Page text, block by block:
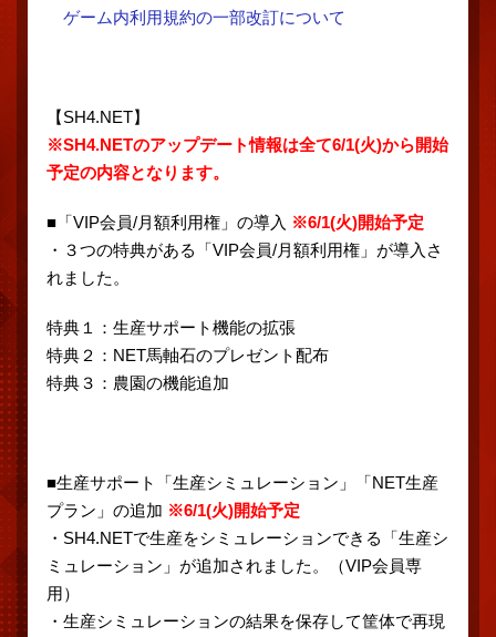
ゲーム内利用規約の一部改訂について
【SH4.NET】
※SH4.NETのアップデート情報は全て6/1(火)から開始
予定の内容となります。
■「VIP会員/月額利用権」の導入 ※6/1(火)開始予定
・３つの特典がある「VIP会員/月額利用権」が導入さ
れました。
特典１：生産サポート機能の拡張
特典２：NET馬軸石のプレゼント配布
特典３：農園の機能追加
■生産サポート「生産シミュレーション」「NET生産
プラン」の追加 ※6/1(火)開始予定
・SH4.NETで生産をシミュレーションできる「生産シ
ミュレーション」が追加されました。（VIP会員専
用）
・生産シミュレーションの結果を保存して筐体で再現